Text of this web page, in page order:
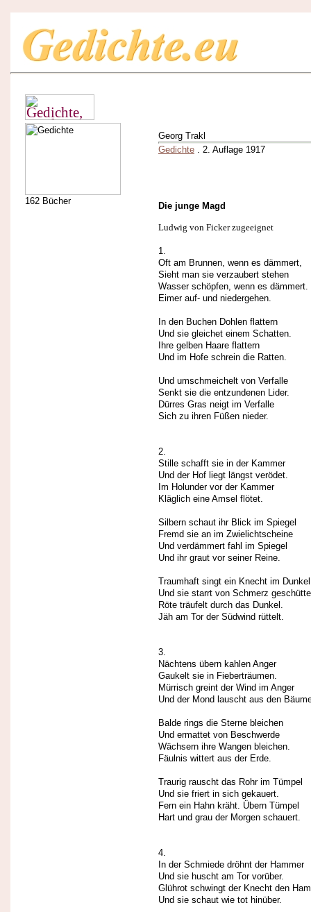
162 Bücher
Georg Trakl
Gedichte . 2. Auflage 1917
Die junge Magd
Ludwig von Ficker zugeeignet
1.
Oft am Brunnen, wenn es dämmert,
Sieht man sie verzaubert stehen
Wasser schöpfen, wenn es dämmert.
Eimer auf- und niedergehen.
In den Buchen Dohlen flattern
Und sie gleichet einem Schatten.
Ihre gelben Haare flattern
Und im Hofe schrein die Ratten.
Und umschmeichelt von Verfalle
Senkt sie die entzundenen Lider.
Dürres Gras neigt im Verfalle
Sich zu ihren Füßen nieder.
2.
Stille schafft sie in der Kammer
Und der Hof liegt längst verödet.
Im Holunder vor der Kammer
Kläglich eine Amsel flötet.
Silbern schaut ihr Blick im Spiegel
Fremd sie an im Zwielichtscheine
Und verdämmert fahl im Spiegel
Und ihr graut vor seiner Reine.
Traumhaft singt ein Knecht im Dunkel
Und sie starrt von Schmerz
Röte träufelt durch das Dunkel.
Jäh am Tor der Südwind rüttelt.
3.
Nächtens übern kahlen Anger
Gaukelt sie in Fieberträumen.
Mürrisch greint der Wind im Anger
Und der Mond lauscht aus den
Balde rings die Sterne bleichen
Und ermattet von Beschwerde
Wächsern ihre Wangen bleichen.
Fäulnis wittert aus der Erde.
Traurig rauscht das Rohr im Tümpel
Und sie friert in sich gekauert.
Fern ein Hahn kräht. Übern Tümpel
Hart und grau der Morgen schauert.
4.
In der Schmiede dröhnt der Hammer
Und sie huscht am Tor vorüber.
Glührot schwingt der Knecht den
Und sie schaut wie tot hinüber.